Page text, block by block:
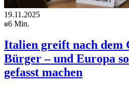
19.11.2025
6 Min.
Italien greift nach dem
Bürger – und Europa
gefasst machen